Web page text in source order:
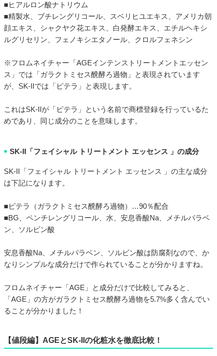
■ヒアルロン酸ナトリウム
■精製水、ブチレングリコール、スベリヒユエキス、アメリカ朝
顔エキス、シャクヤク花エキス、白発酵エキス、エチルヘキシ
ルグリセリン、フェノキシエタノール、クロルフェネシン
※フロムネイチャー「AGEインテンストリートメントエッセン
ス」では「ガラクトミセス醗酵ろ過物」と表現されています
が、SK-IIでは「ピテラ」と表現します。
これはSK-IIが「ピテラ」という名前で商標登録を行っているた
めであり、同じ成分のことを意味します。
■ SK-II「フェイシャル トリートメント エッセンス 」の成分
SK-II「フェイシャル トリートメント エッセンス 」の主な成分
は下記になります。
■ピテラ（ガラクトミセス醗酵ろ過物）…90％配合
■BG、ペンチレングリコール、水、安息香酸Na、メチルパラベ
ン、ソルビン酸
安息香酸Na、メチルパラベン、ソルビン酸は防腐剤なので、か
なりシンプルな成分だけで作られていることが分かりますね。
フロムネイチャー「AGE」と成分だけで比較してみると、
「AGE」の方がガラクトミセス醗酵ろ過物を5.7%多く含んでい
ることが分かりました！
【値段編】AGEとSK-IIの化粧水を徹底比較！